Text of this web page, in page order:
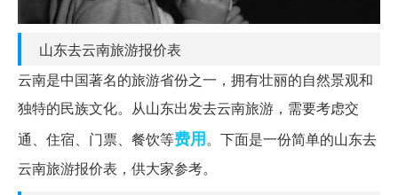
山东去云南旅游报价表
云南是中国著名的旅游省份之一，拥有壮丽的自然景观和
独特的民族文化。从山东出发去云南旅游，需要考虑交
通、住宿、门票、餐饮等费用。下面是一份简单的山东去
云南旅游报价表，供大家参考。